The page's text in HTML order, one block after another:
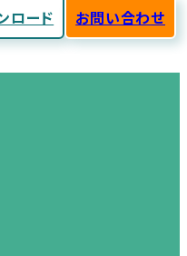
ロード
お問い合わせ